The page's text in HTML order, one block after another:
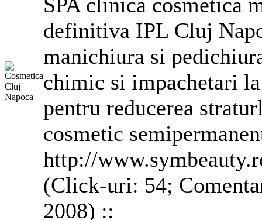
definitiva IPL Cluj
manichiura si
chimic si impachetari
pentru reducerea
cosmetic
http://
(Click-uri: 54;
2008) ::